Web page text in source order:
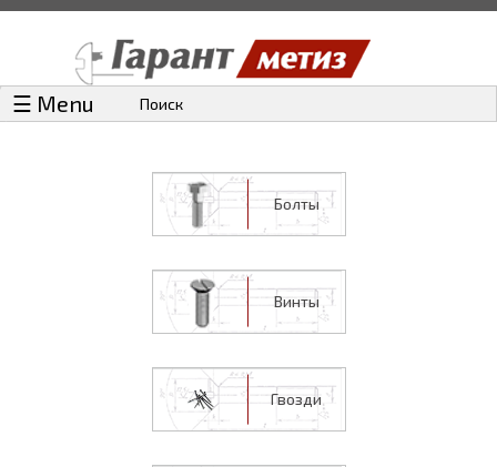
☰ Menu Поиск
Болты
Винты
Гвозди